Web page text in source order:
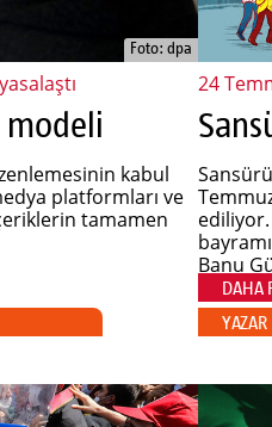
Foto: dpa
modeli
kabul
platformları ve
tamamen
24
Banu
DAHA